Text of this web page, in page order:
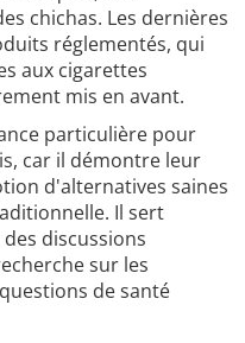
chichas. Les dernières
réglementés, qui
aux cigarettes
mis en avant.
particulière pour
car il démontre leur
d'alternatives saines
Il sert
discussions
sur les
de santé